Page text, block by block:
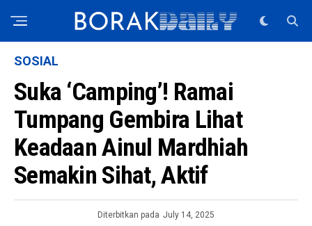
SOSIAL
Suka ‘Camping’! Ramai
Tumpang Gembira Lihat
Keadaan Ainul Mardhiah
Semakin Sihat, Aktif
Diterbitkan pada July 14, 2025